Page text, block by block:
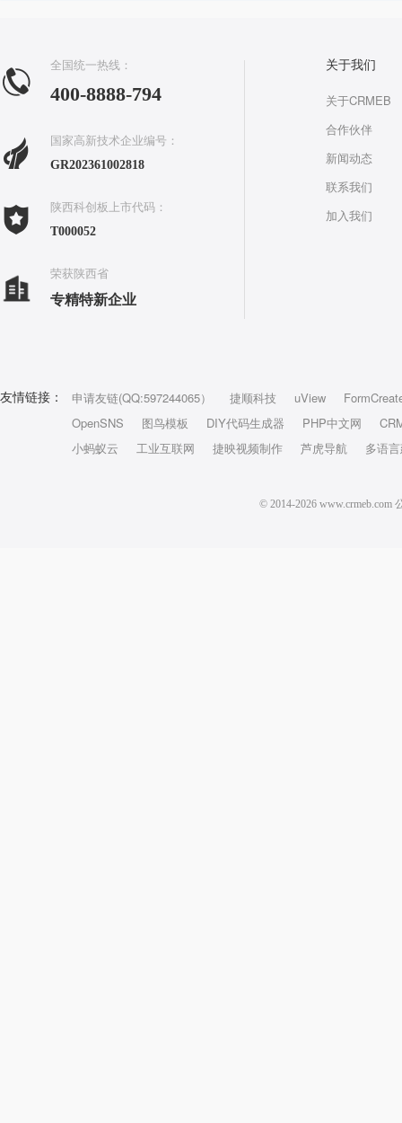
全国统一热线：
400-8888-794
国家高新技术企业编号：
GR202361002818
陕西科创板上市代码：
T000052
荣获陕西省
专精特新企业
关于我们
关于CRMEB
合作伙伴
新闻动态
联系我们
加入我们
友情链接： 申请友链(QQ:597244065） 捷顺科技 uView
OpenSNS
图鸟模板 DIY代码生成器 PHP中文网
小蚂蚁云
工业互联网 捷映视频制作 芦虎导航 多语
© 2014-2026